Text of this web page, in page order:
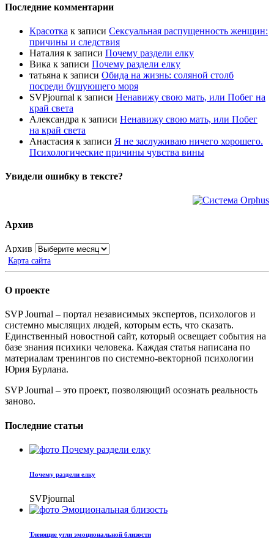
Последние комментарии
Красотка к записи Сексуальная распущенность женщин:
причины и следствия
Наталия к записи Почему раздели елку
Вика к записи Почему раздели елку
татьяна к записи Обида на жизнь: соляной столб
посреди бушующего моря
SVPjournal к записи Ненавижу свою мать, или Побег на
край света
Александра к записи Ненавижу свою мать, или Побег
на край света
Анастасия к записи Я не заслуживаю ничего хорошего.
Психологические причины чувства вины
Увидели ошибку в тексте?
Архив
Архив
Карта сайта
О проекте
SVP Journal – портал независимых экспертов, психологов и
системно мыслящих людей, которым есть, что сказать.
Единственный новостной сайт, который освещает события на
базе знания психики человека. Каждая статья написана по
материалам тренингов по системно-векторной психологии
Юрия Бурлана.
SVP Journal – это проект, позволяющий осознать реальность
заново.
Последние статьи
Почему раздели елку
SVPjournal
Тлеющие угли эмоциональной близости